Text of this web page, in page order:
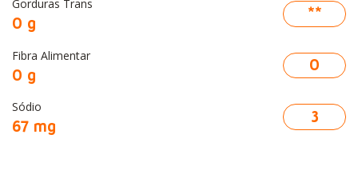
Gorduras Trans
0 g **
Fibra Alimentar
0 g 0
Sódio
67 mg 3